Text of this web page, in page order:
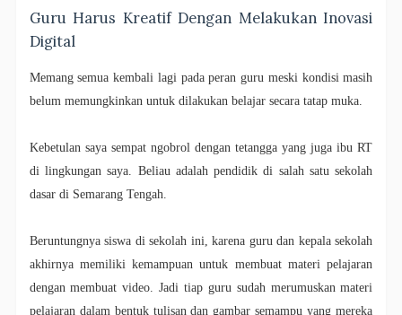
Guru Harus Kreatif Dengan Melakukan Inovasi
Digital
Memang semua kembali lagi pada peran guru meski kondisi masih
belum memungkinkan untuk dilakukan belajar secara tatap muka.
Kebetulan saya sempat ngobrol dengan tetangga yang juga ibu RT
di lingkungan saya. Beliau adalah pendidik di salah satu sekolah
dasar di Semarang Tengah.
Beruntungnya siswa di sekolah ini, karena guru dan kepala sekolah
akhirnya memiliki kemampuan untuk membuat materi pelajaran
dengan membuat video. Jadi tiap guru sudah merumuskan materi
pelajaran dalam bentuk tulisan dan gambar semampu yang mereka